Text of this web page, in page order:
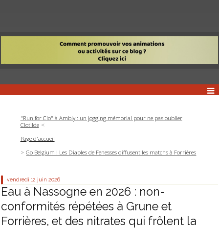
"Run for Clo" à Ambly : un jogging mémorial pour ne pas oublier
Clotilde
Page d'accueil
Go Belgium ! Les Diables de Fenesses diffusent les matchs à Forrières
vendredi 12 juin 2026
Eau à Nassogne en 2026 : non-
conformités répétées à Grune et
Forrières, et des nitrates qui frôlent la